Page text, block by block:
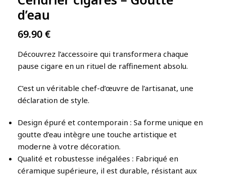
d’eau
69.90 €
Découvrez l’accessoire qui transformera chaque
pause cigare en un rituel de raffinement absolu.
C’est un véritable chef-d’œuvre de l’artisanat, une
déclaration de style.
Design épuré et contemporain : Sa forme unique en
goutte d’eau intègre une touche artistique et
moderne à votre décoration.
Qualité et robustesse inégalées : Fabriqué en
céramique supérieure, il est durable, résistant aux